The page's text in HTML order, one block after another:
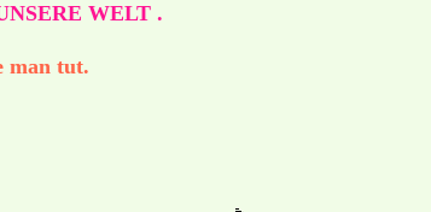
WELT .
man tut.